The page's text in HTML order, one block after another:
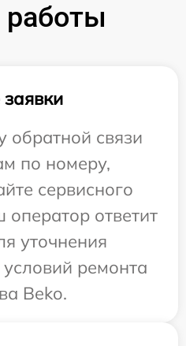
обратной связи
по номеру,
сервисного
ответит
уточнения
ремонта
Beko.